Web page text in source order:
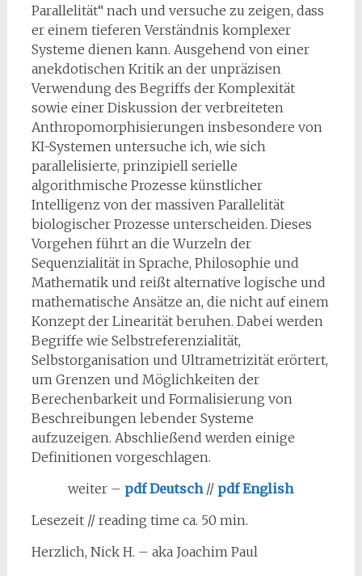
Parallelität“ nach und versuche zu zeigen, dass
er einem tieferen Verständnis komplexer
Systeme dienen kann. Ausgehend von einer
anekdotischen Kritik an der unpräzisen
Verwendung des Begriffs der Komplexität
sowie einer Diskussion der verbreiteten
Anthropomorphisierungen insbesondere von
KI-Systemen untersuche ich, wie sich
parallelisierte, prinzipiell serielle
algorithmische Prozesse künstlicher
Intelligenz von der massiven Parallelität
biologischer Prozesse unterscheiden. Dieses
Vorgehen führt an die Wurzeln der
Sequenzialität in Sprache, Philosophie und
Mathematik und reißt alternative logische und
mathematische Ansätze an, die nicht auf einem
Konzept der Linearität beruhen. Dabei werden
Begriffe wie Selbstreferenzialität,
Selbstorganisation und Ultrametrizität erörtert,
um Grenzen und Möglichkeiten der
Berechenbarkeit und Formalisierung von
Beschreibungen lebender Systeme
aufzuzeigen. Abschließend werden einige
Definitionen vorgeschlagen.
weiter – pdf Deutsch// pdf English
Lesezeit // reading time ca. 50 min.
Herzlich, Nick H. – aka Joachim Paul